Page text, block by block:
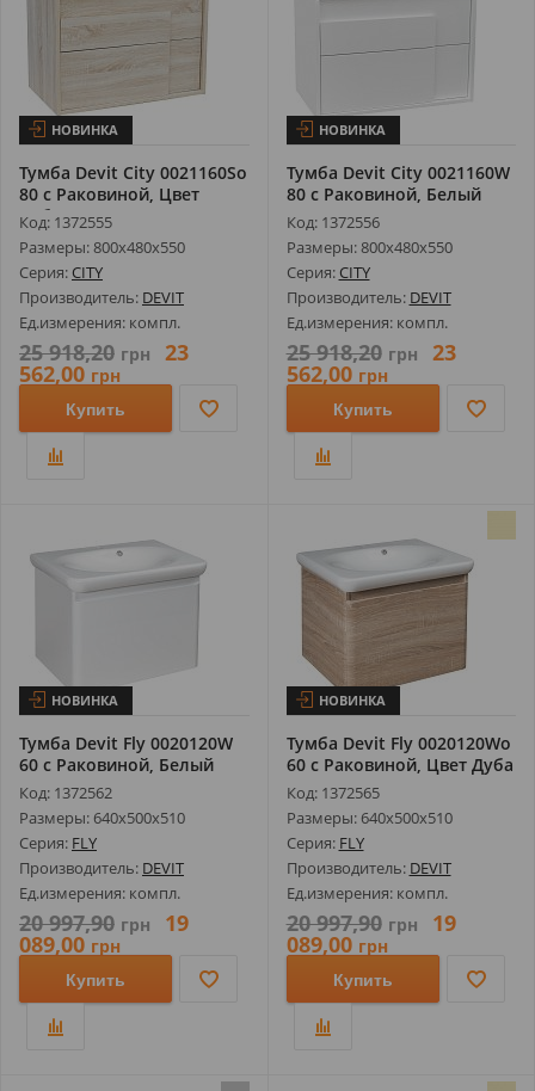
НОВИНКА
Тумба Devit City 0021160So
80 с Раковиной, Цвет
Дуба...
Код: 1372555
Размеры: 800х480х550
Серия: CITY
Производитель: DEVIT
Ед.измерения: компл.
25 918,20 грн 23
562,00 грн
Купить
НОВИНКА
Тумба Devit City 0021160W
80 с Раковиной, Белый
Глян...
Код: 1372556
Размеры: 800х480х550
Серия: CITY
Производитель: DEVIT
Ед.измерения: компл.
25 918,20 грн 23
562,00 грн
Купить
НОВИНКА
Тумба Devit Fly 0020120W
60 с Раковиной, Белый
Глянц...
Код: 1372562
Размеры: 640х500х510
Серия: FLY
Производитель: DEVIT
Ед.измерения: компл.
20 997,90 грн 19
089,00 грн
Купить
НОВИНКА
Тумба Devit Fly 0020120Wo
60 с Раковиной, Цвет Дуба
...
Код: 1372565
Размеры: 640х500х510
Серия: FLY
Производитель: DEVIT
Ед.измерения: компл.
20 997,90 грн 19
089,00 грн
Купить